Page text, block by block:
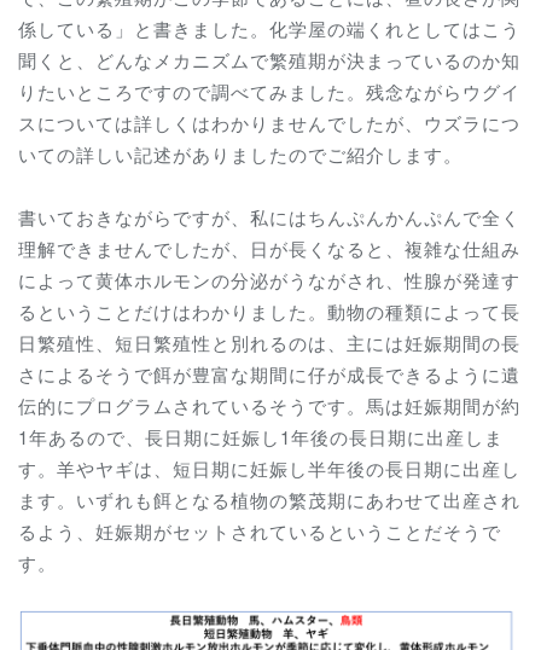
係している」と書きました。化学屋の端くれとしてはこう
聞くと、どんなメカニズムで繁殖期が決まっているのか知
りたいところですので調べてみました。残念ながらウグイ
スについては詳しくはわかりませんでしたが、ウズラにつ
いての詳しい記述がありましたのでご紹介します。
書いておきながらですが、私にはちんぷんかんぷんで全く
理解できませんでしたが、 日が長くなると、 複雑な仕組み
によって黄体ホルモンの分泌がうながされ、性腺が発達す
るということだけはわかりました。動物の種類によって長
日繁殖性、短日繁殖性と別れるのは、主には妊娠期間の長
さによるそうで餌が豊富な期間に仔が成長できるように遺
伝的にプログラムされているそうです。馬は妊娠期間が約
1年あるので、長日期に妊娠し1年後の長日期に出産しま
す。羊やヤギは、短日期に妊娠し半年後の長日期に出産し
ます。いずれも餌となる植物の繁茂期にあわせて出産され
るよう、妊娠期がセットされているということだそうで
す。